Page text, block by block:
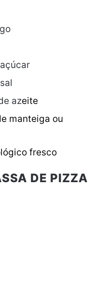
azeite
manteiga ou
fresco
DE PIZZA